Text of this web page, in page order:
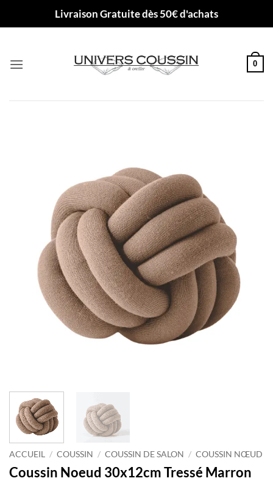
Livraison Gratuite dès 50€ d'achats
0
ACCUEIL / COUSSIN / COUSSIN DE SALON / COUSSIN NŒUD
Coussin Noeud 30x12cm Tressé Marron